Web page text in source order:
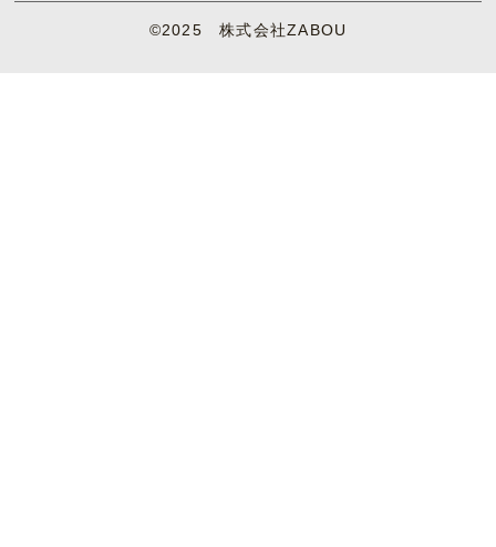
©2025 株式会社ZABOU